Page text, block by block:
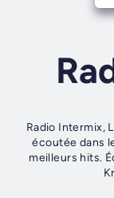
Radio Intermix,
écoutée dans
meilleurs hits.